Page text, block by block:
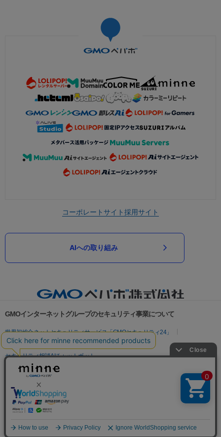
コーポレートサイト採用サイト
AIへの取り組み
GMOインターネットグループのセキュリティ事業について
世界初総合ネットセキュリティサービス「GMOセキュリティ24」
パスワード漏洩診断
Webサイトリスク診断
セキュリティ相談AIチャットボット
実在証明・盗聴対策
サイバー攻撃対策（GMO Flatt Security）
セキュリティ事業の軌跡